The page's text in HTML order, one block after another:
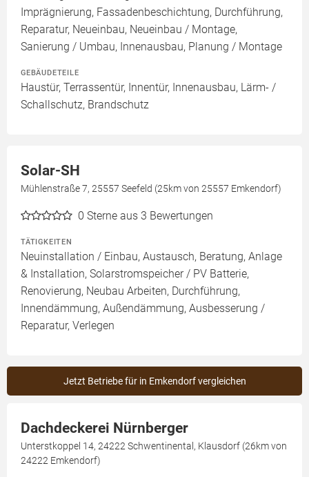
Imprägnierung, Fassadenbeschichtung, Durchführung,
Reparatur, Neueinbau, Neueinbau / Montage,
Sanierung / Umbau, Innenausbau, Planung / Montage
GEBÄUDETEILE
Haustür, Terrassentür, Innentür, Innenausbau, Lärm- /
Schallschutz, Brandschutz
Solar-SH
Mühlenstraße 7, 25557 Seefeld (25km von 25557 Emkendorf)
0 Sterne aus 3 Bewertungen
TÄTIGKEITEN
Neuinstallation / Einbau, Austausch, Beratung, Anlage
& Installation, Solarstromspeicher / PV Batterie,
Renovierung, Neubau Arbeiten, Durchführung,
Innendämmung, Außendämmung, Ausbesserung /
Reparatur, Verlegen
Jetzt Betriebe für in Emkendorf vergleichen
Dachdeckerei Nürnberger
Unterstkoppel 14, 24222 Schwentinental, Klausdorf (26km von
24222 Emkendorf)